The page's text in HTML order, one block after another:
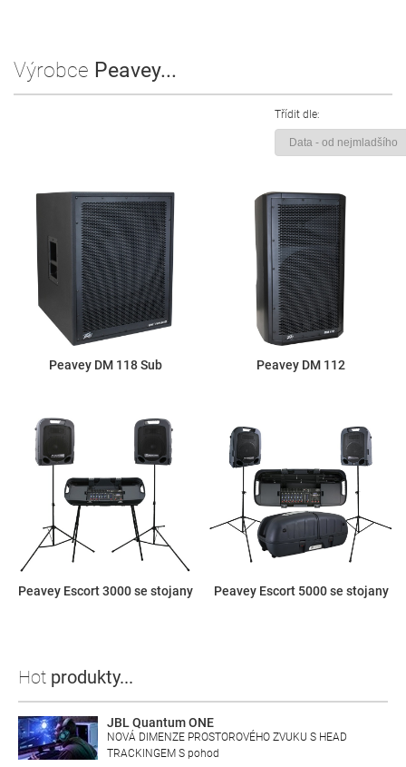
Výrobce Peavey...
Třídit dle:
Peavey DM 118 Sub Peavey DM 112
Peavey Escort 3000 se stojany Peavey Escort 5000 se stojany
Hot produkty...
JBL Quantum ONE
NOVÁ DIMENZE PROSTOROVÉHO ZVUKU S HEAD
TRACKINGEM S pohod